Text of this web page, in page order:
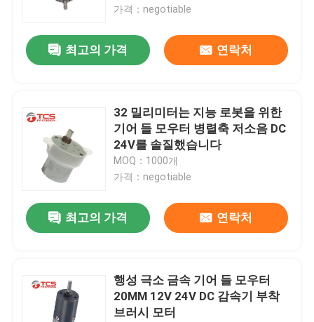
가격：negotiable
최고의 가격 연락처
32 밀리미터는 지능 로봇을 위한
기어 들 모우터 병렬축 저소음 DC
24V를 솔질했습니다
MOQ：1000개
가격：negotiable
최고의 가격 연락처
행성 극소 금속 기어 들 모우터
20MM 12V 24V DC 감속기 부착
브러시 모터